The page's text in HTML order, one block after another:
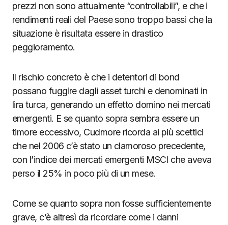
prezzi non sono attualmente “controllabili”, e che i
rendimenti reali del Paese sono troppo bassi che la
situazione è risultata essere in drastico
peggioramento.
Il rischio concreto è che i detentori di bond
possano fuggire dagli asset turchi e denominati in
lira turca, generando un effetto domino nei mercati
emergenti. E se quanto sopra sembra essere un
timore eccessivo, Cudmore ricorda ai più scettici
che nel 2006 c’è stato un clamoroso precedente,
con l’indice dei mercati emergenti MSCI che aveva
perso il 25% in poco più di un mese.
Come se quanto sopra non fosse sufficientemente
grave, c’è altresì da ricordare come i danni